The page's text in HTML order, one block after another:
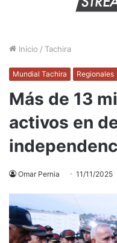
Inicio / Tachira
Mundial Tachira Regionales
Más de 13
activos en
Omar Pernia 11/11/2025